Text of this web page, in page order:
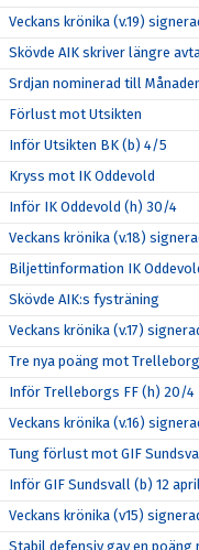
Veckans krönika (v.19)
Skövde AIK skriver längre
Srdjan nominerad till
Förlust mot Utsikten
Inför Utsikten BK (b) 4/5
Kryss mot IK Oddevold
Inför IK Oddevold (h) 30/4
Veckans krönika (v.18)
Biljettinformation IK
Skövde AIK:s fysträning
Veckans krönika (v.17)
Tre nya poäng mot
Inför Trelleborgs FF (h) 20/4
Veckans krönika (v.16)
Tung förlust mot GIF
Inför GIF Sundsvall (b) 12 april
Veckans krönika (v15)
Stabil defensiv gav en poäng